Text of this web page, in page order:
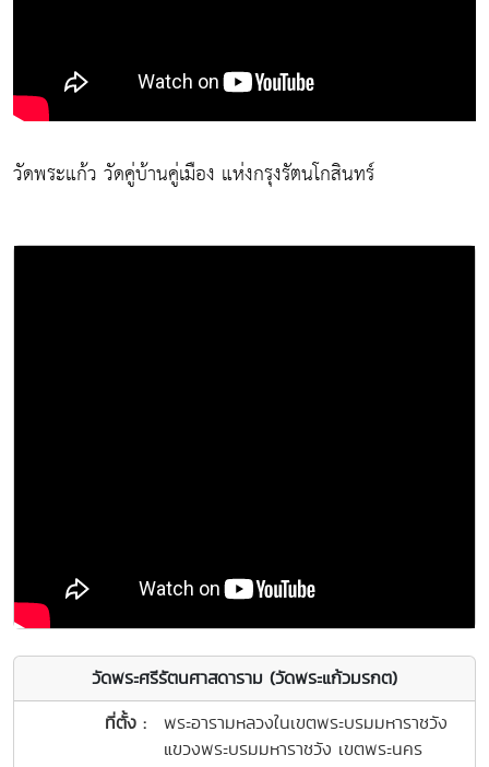
วัดพระแก้ว วัดคู่บ้านคู่เมือง แห่งกรุงรัตนโกสินทร์
วัดพระศรีรัตนศาสดาราม (วัดพระแก้วมรกต)
ที่ตั้ง :
พระอารามหลวงในเขตพระบรมมหาราชวัง
แขวงพระบรมมหาราชวัง เขตพระนคร